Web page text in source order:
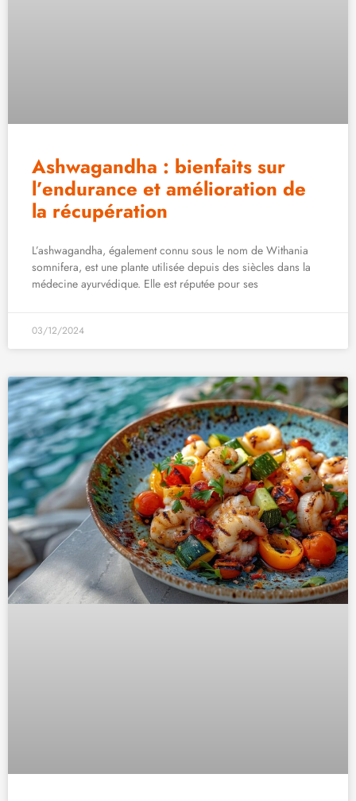
Ashwagandha : bienfaits sur
l’endurance et amélioration de
la récupération
L’ashwagandha, également connu sous le nom de Withania
somnifera, est une plante utilisée depuis des siècles dans la
médecine ayurvédique. Elle est réputée pour ses
03/12/2024